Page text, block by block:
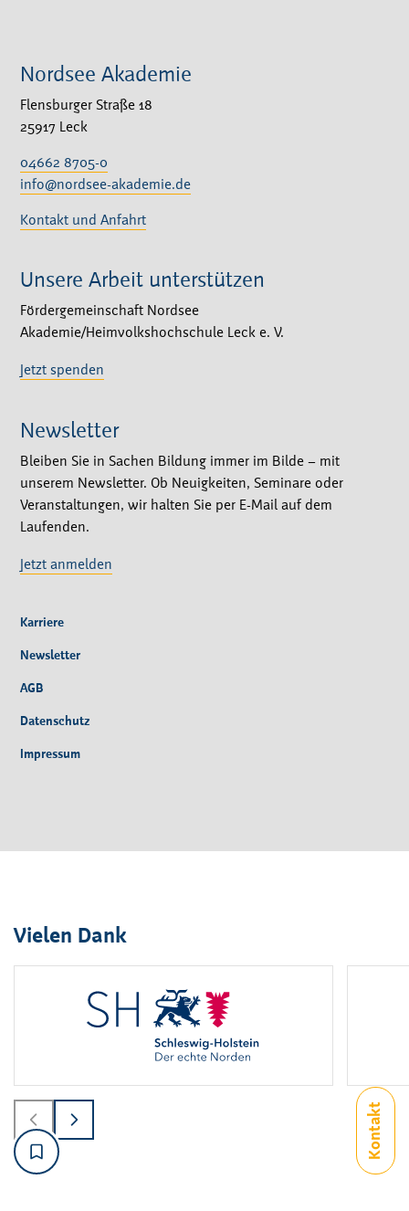
Nordsee Akademie
Flensburger Straße 18
25917 Leck
04662 8705-0
info@nordsee-akademie.de
Kontakt und Anfahrt
Unsere Arbeit unterstützen
Fördergemeinschaft Nordsee
Akademie/Heimvolkshochschule Leck e. V.
Jetzt spenden
Newsletter
Bleiben Sie in Sachen Bildung immer im Bilde – mit
unserem Newsletter. Ob Neuigkeiten, Seminare oder
Veranstaltungen, wir halten Sie per E-Mail auf dem
Laufenden.
Jetzt anmelden
Karriere
Newsletter
AGB
Datenschutz
Impressum
Vielen Dank
Logo1bis2von6sichtbar.